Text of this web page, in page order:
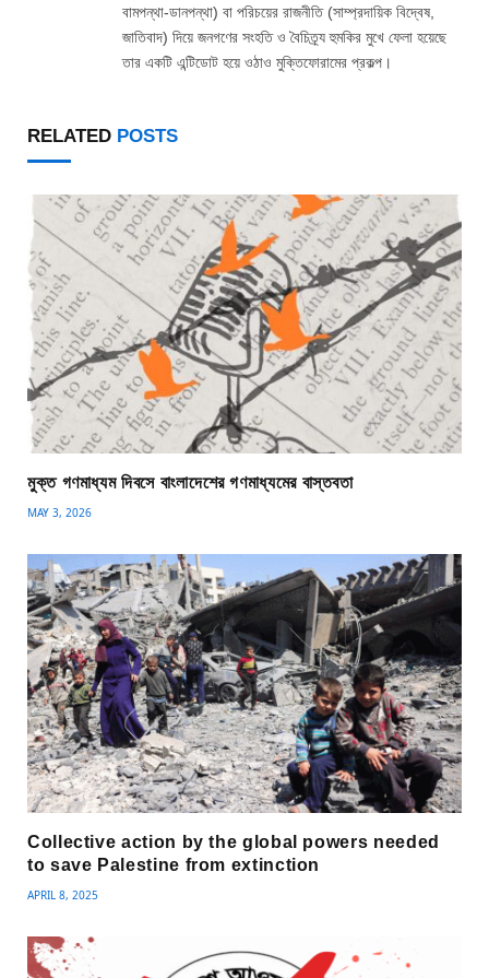
বামপন্থা-ডানপন্থা) বা পরিচয়ের রাজনীতি (সাম্প্রদায়িক বিদ্বেষ,
জাতিবাদ) দিয়ে জনগণের সংহতি ও বৈচিত্র্য হুমকির মুখে ফেলা হয়েছে
তার একটি এন্টিডোট হয়ে ওঠাও মুক্তিফোরামের প্রকল্প।
RELATED POSTS
মুক্ত গণমাধ্যম দিবসে বাংলাদেশের গণমাধ্যমের বাস্তবতা
MAY 3, 2026
Collective action by the global powers needed
to save Palestine from extinction
APRIL 8, 2025